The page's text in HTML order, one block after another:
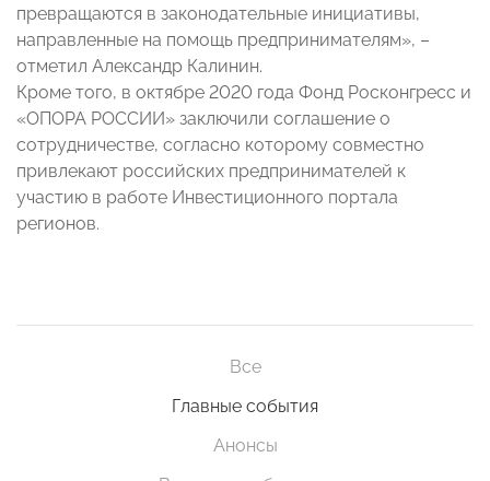
превращаются в законодательные инициативы,
направленные на помощь предпринимателям», –
отметил Александр Калинин.
Кроме того, в октябре 2020 года Фонд Росконгресс и
«ОПОРА РОССИИ» заключили соглашение о
сотрудничестве, согласно которому совместно
привлекают российских предпринимателей к
участию в работе Инвестиционного портала
регионов.
Все
Главные события
Анонсы